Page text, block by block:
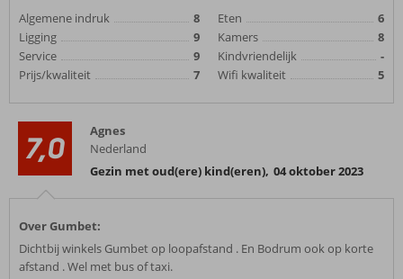
Algemene indruk
8
Ligging
9
Service
9
Prijs/kwaliteit
7
Eten
6
Kamers
8
Kindvriendelijk
-
Wifi kwaliteit
5
7,0
Agnes
Nederland
Gezin met oud(ere) kind(eren), 04 oktober 2023
Over Gumbet:
Dichtbij winkels Gumbet op loopafstand . En Bodrum ook op korte
afstand . Wel met bus of taxi.